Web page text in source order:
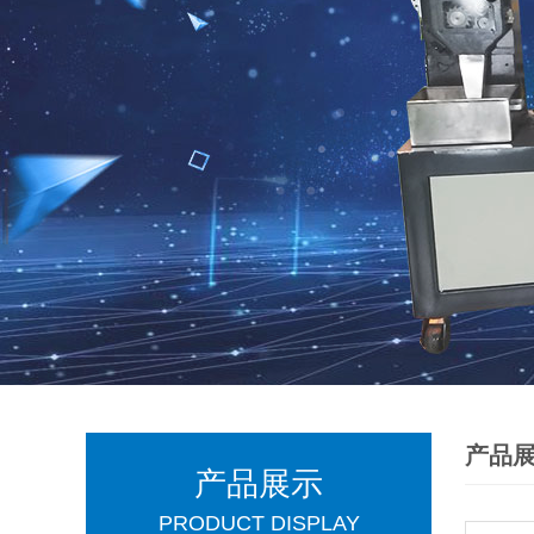
产品展示
PRODUCT DISPLAY
产品